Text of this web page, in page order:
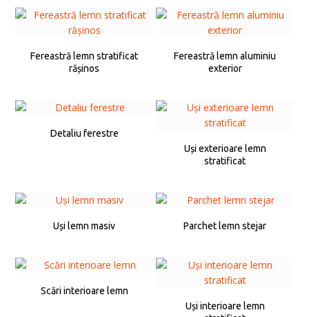
Fereastră lemn stratificat
rășinos
Fereastră lemn aluminiu
exterior
Detaliu ferestre
Uși exterioare lemn
stratificat
Uși lemn masiv Parchet lemn stejar
Scări interioare lemn
Uși interioare lemn